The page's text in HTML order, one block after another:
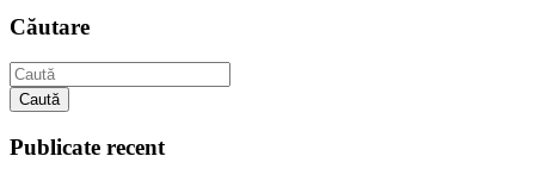
Căutare
Caută
Publicate recent